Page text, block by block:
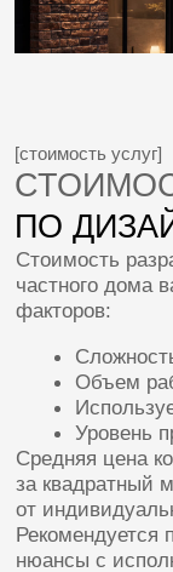
и
желаемого
справиться
услугу заказать
подобрать
и аксессуары,
жилища. Уточнить
с примерами
на нашем сайте.
Хотите сделать
обратите
по дизайну
индивидуальные
первый шаг
Обращайтесь, и мы
в произведение
вас долгие годы!